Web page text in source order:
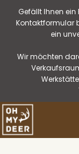
Gefällt Ihnen
Kontaktformular
ein
Wir möchten